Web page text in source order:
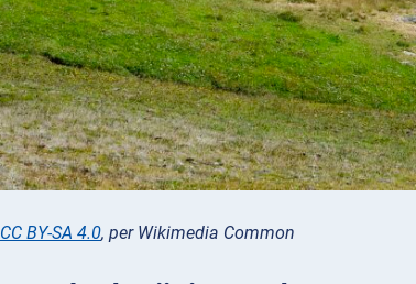
CC BY-SA 4.0, per Wikimedia Common